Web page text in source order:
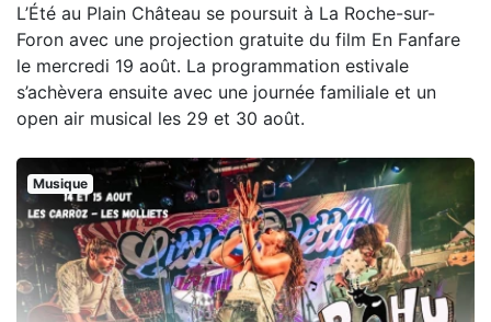
L’Été au Plain Château se poursuit à La Roche-sur-
Foron avec une projection gratuite du film En Fanfare
le mercredi 19 août. La programmation estivale
s’achèvera ensuite avec une journée familiale et un
open air musical les 29 et 30 août.
Musique